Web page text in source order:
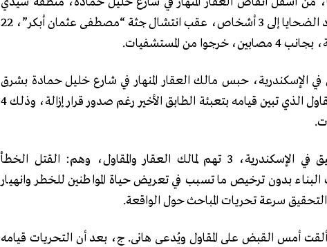
بشر، ليرتفع بذلك عدد الضحايا إلى 3 أشخاص، عقب انتشال جثة “مصطفى عثمان أبكر”، 22
من المستشفيات.
الإسكندرية، حبس مالك العقار المنهار في شارع خليل حمادة بشرق
الإسكندرية، وكذلك المقاول الذي تبين قيامه بتعبئة الطابق الأخير رغم صدور قرار إزالة، وذلك 4
ووجهت جهات التحقيق في الإسكندرية، 3 تهم لمالك العقار والمقاول، وهم: القتل الخطأ
البناء بدون ترخيص ما تسبب في تعريض حياة المواطنين للخطر وانهيار
سرعة تحريات المباحث حول الواقعة.
أمس القبض على المقاول ويُدعى هانى. ج، بعد أن التحريات قيامه